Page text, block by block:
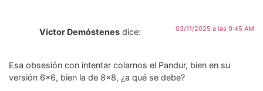
Víctor Demóstenes dice: 03/11/2025 a las 9:45 AM
Esa obsesión con intentar colarnos el Pandur, bien en su
versión 6×6, bien la de 8×8, ¿a qué se debe?